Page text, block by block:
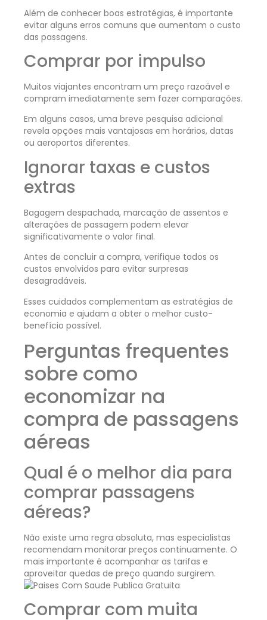
Além de conhecer boas estratégias, é importante
evitar alguns erros comuns que aumentam o custo
das passagens.
Comprar por impulso
Muitos viajantes encontram um preço razoável e
compram imediatamente sem fazer comparações.
Em alguns casos, uma breve pesquisa adicional
revela opções mais vantajosas em horários, datas
ou aeroportos diferentes.
Ignorar taxas e custos
extras
Bagagem despachada, marcação de assentos e
alterações de passagem podem elevar
significativamente o valor final.
Antes de concluir a compra, verifique todos os
custos envolvidos para evitar surpresas
desagradáveis.
Esses cuidados complementam as estratégias de
economia e ajudam a obter o melhor custo-
benefício possível.
Perguntas frequentes
sobre como
economizar na
compra de passagens
aéreas
Qual é o melhor dia para
comprar passagens
aéreas?
Não existe uma regra absoluta, mas especialistas
recomendam monitorar preços continuamente. O
mais importante é acompanhar as tarifas e
aproveitar quedas de preço quando surgirem.
Comprar com muita